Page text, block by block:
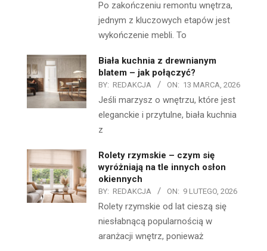
Po zakończeniu remontu wnętrza,
jednym z kluczowych etapów jest
wykończenie mebli. To
Biała kuchnia z drewnianym
blatem – jak połączyć?
BY: REDAKCJA ON: 13 MARCA, 2026
Jeśli marzysz o wnętrzu, które jest
eleganckie i przytulne, biała kuchnia
z
Rolety rzymskie – czym się
wyróżniają na tle innych osłon
okiennych
BY: REDAKCJA ON: 9 LUTEGO, 2026
Rolety rzymskie od lat cieszą się
niesłabnącą popularnością w
aranżacji wnętrz, ponieważ